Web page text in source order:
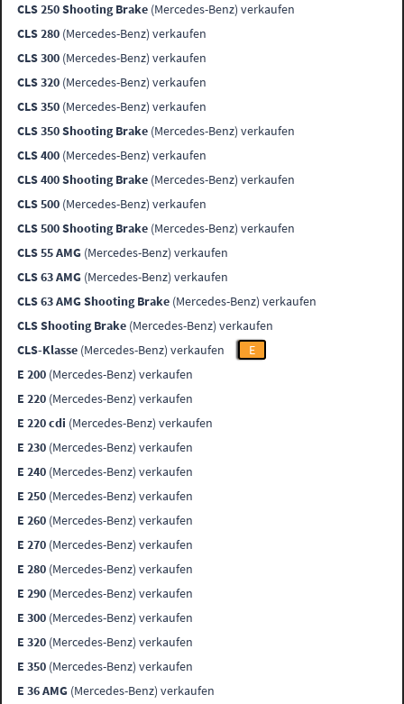
CLS 250 Shooting Brake (Mercedes-Benz) verkaufen
CLS 280 (Mercedes-Benz) verkaufen
CLS 300 (Mercedes-Benz) verkaufen
CLS 320 (Mercedes-Benz) verkaufen
CLS 350 (Mercedes-Benz) verkaufen
CLS 350 Shooting Brake (Mercedes-Benz) verkaufen
CLS 400 (Mercedes-Benz) verkaufen
CLS 400 Shooting Brake (Mercedes-Benz) verkaufen
CLS 500 (Mercedes-Benz) verkaufen
CLS 500 Shooting Brake (Mercedes-Benz) verkaufen
CLS 55 AMG (Mercedes-Benz) verkaufen
CLS 63 AMG (Mercedes-Benz) verkaufen
CLS 63 AMG Shooting Brake (Mercedes-Benz) verkaufen
CLS Shooting Brake (Mercedes-Benz) verkaufen
CLS-Klasse (Mercedes-Benz) verkaufen
E
E 200 (Mercedes-Benz) verkaufen
E 220 (Mercedes-Benz) verkaufen
E 220 cdi (Mercedes-Benz) verkaufen
E 230 (Mercedes-Benz) verkaufen
E 240 (Mercedes-Benz) verkaufen
E 250 (Mercedes-Benz) verkaufen
E 260 (Mercedes-Benz) verkaufen
E 270 (Mercedes-Benz) verkaufen
E 280 (Mercedes-Benz) verkaufen
E 290 (Mercedes-Benz) verkaufen
E 300 (Mercedes-Benz) verkaufen
E 320 (Mercedes-Benz) verkaufen
E 350 (Mercedes-Benz) verkaufen
E 36 AMG (Mercedes-Benz) verkaufen